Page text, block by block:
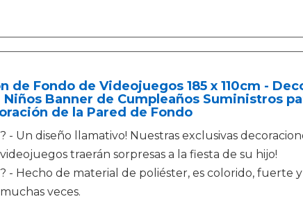
de Fondo de Videojuegos 185 x 110cm -
Niños Banner de Cumpleaños Suministros
de la Pared de Fondo
? - Un diseño llamativo! Nuestras exclusivas
videojuegos traerán sorpresas a la fiesta de su hijo!
? - Hecho de material de poliéster, es colorido, fuerte
muchas veces.